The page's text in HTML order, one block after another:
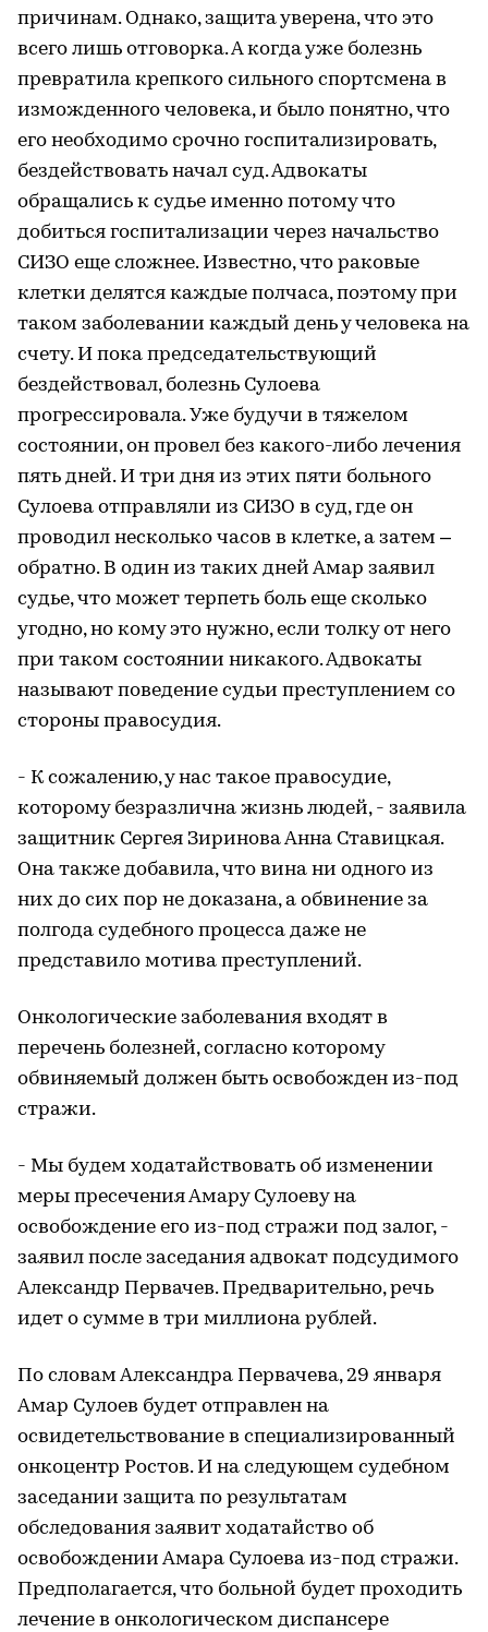
причинам. Однако, защита уверена, что это
всего лишь отговорка. А когда уже болезнь
превратила крепкого сильного спортсмена в
изможденного человека, и было понятно, что
его необходимо срочно госпитализировать,
бездействовать начал суд. Адвокаты
обращались к судье именно потому что
добиться госпитализации через начальство
СИЗО еще сложнее. Известно, что раковые
клетки делятся каждые полчаса, поэтому при
таком заболевании каждый день у человека на
счету. И пока председательствующий
бездействовал, болезнь Сулоева
прогрессировала. Уже будучи в тяжелом
состоянии, он провел без какого-либо лечения
пять дней. И три дня из этих пяти больного
Сулоева отправляли из СИЗО в суд, где он
проводил несколько часов в клетке, а затем –
обратно. В один из таких дней Амар заявил
судье, что может терпеть боль еще сколько
угодно, но кому это нужно, если толку от него
при таком состоянии никакого. Адвокаты
называют поведение судьи преступлением со
стороны правосудия.
- К сожалению, у нас такое правосудие,
которому безразлична жизнь людей, - заявила
защитник Сергея Зиринова Анна Ставицкая.
Она также добавила, что вина ни одного из
них до сих пор не доказана, а обвинение за
полгода судебного процесса даже не
представило мотива преступлений.
Онкологические заболевания входят в
перечень болезней, согласно которому
обвиняемый должен быть освобожден из-под
стражи.
- Мы будем ходатайствовать об изменении
меры пресечения Амару Сулоеву на
освобождение его из-под стражи под залог, -
заявил после заседания адвокат подсудимого
Александр Первачев. Предварительно, речь
идет о сумме в три миллиона рублей.
По словам Александра Первачева, 29 января
Амар Сулоев будет отправлен на
освидетельствование в специализированный
онкоцентр Ростов. И на следующем судебном
заседании защита по результатам
обследования заявит ходатайство об
освобождении Амара Сулоева из-под стражи.
Предполагается, что больной будет проходить
лечение в онкологическом диспансере